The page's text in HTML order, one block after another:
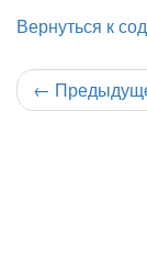
Вернуться к
←